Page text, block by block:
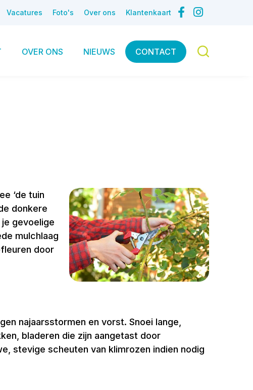
Vacatures Foto's Over ons Klantenkaart
OVER ONS NIEUWS CONTACT
‘de tuin
donkere
gevoelige
mulchlaag
door
najaarsstormen en vorst. Snoei lange,
bladeren die zijn aangetast door
stevige scheuten van klimrozen indien nodig